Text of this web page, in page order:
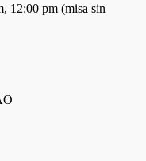
12:00 pm (misa sin